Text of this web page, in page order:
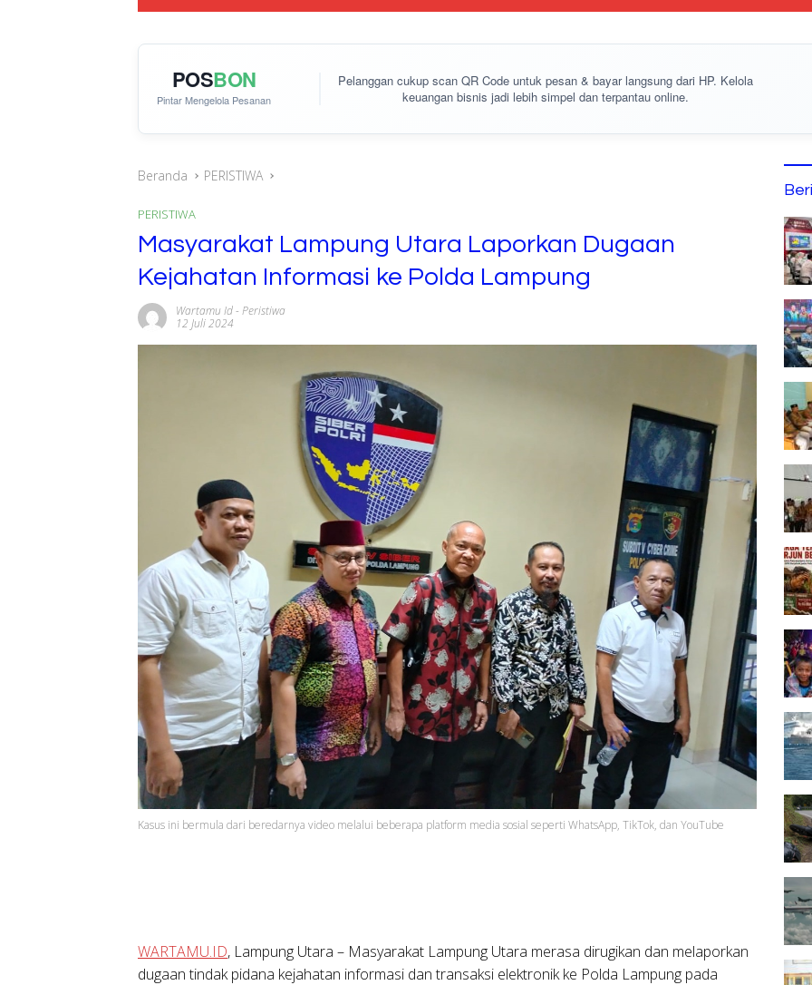
POSBON
Pintar Mengelola Pesanan
Pelanggan cukupscan QR Code untuk pesan & bayar langsung dari HP. Kelola
keuangan bisnis jadi lebih simpel dan terpantau online.
Beranda PERISTIWA
PERISTIWA
Masyarakat Lampung Utara Laporkan Dugaan
Kejahatan Informasi ke Polda Lampung
Wartamu Id- Peristiwa
12 Juli 2024
Kasus ini bermula dari beredarnya video melalui beberapa platform media sosial seperti WhatsApp, TikTok, dan YouTube
WARTAMU.ID, Lampung Utara – Masyarakat Lampung Utara merasa dirugikan dan melaporkan
dugaan tindak pidana kejahatan informasi dan transaksi elektronik ke Polda Lampung pada